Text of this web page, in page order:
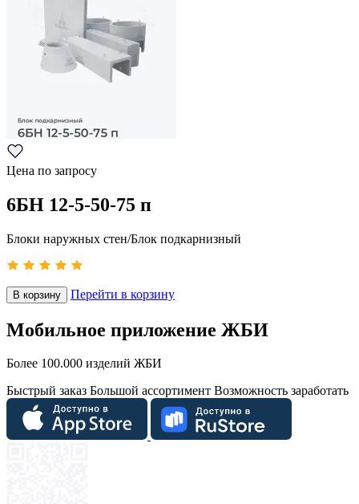
Цена по запросу
6БН 12-5-50-75 п
Блоки наружных стен/Блок подкарнизный
В корзину Перейти в корзину
Мобильное приложение ЖБИ
Более 100.000 изделий ЖБИ
Быстрый заказ Большой ассортимент Возможность заработать